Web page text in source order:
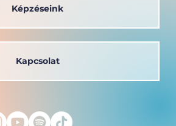
Kapcsolat
Képzéseink